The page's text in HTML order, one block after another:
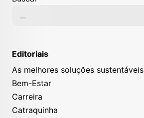
Editoriais
As melhores soluções sustentáveis
Bem-Estar
Carreira
Catraquinha